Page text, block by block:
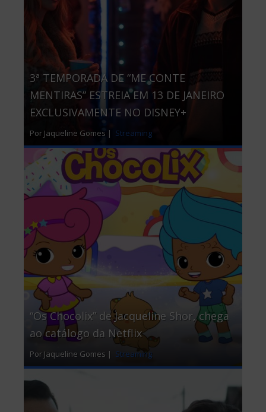
3ª TEMPORADA DE “ME CONTE
MENTIRAS” ESTREIA EM 13 DE JANEIRO
EXCLUSIVAMENTE NO DISNEY+
Por Jaqueline Gomes | Streaming
“Os Chocolix” de Jacqueline Shor, chega
ao catálogo da Netflix
Por Jaqueline Gomes | Streaming